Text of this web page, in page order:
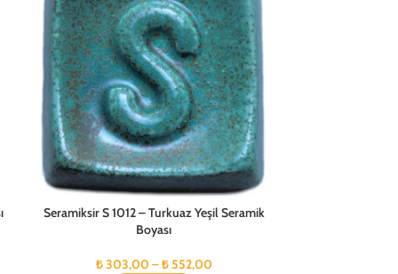
Seramiksir S 1012 – Turkuaz Yeşil Seramik
Boyası
₺303,00 –₺552,00